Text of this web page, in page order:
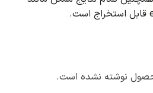
نوشته نشده است.